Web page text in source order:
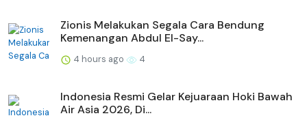
Zionis Melakukan Segala Cara Bendung
Kemenangan Abdul El-Say...
4 hours ago 4
Indonesia Resmi Gelar Kejuaraan Hoki Bawah
Air Asia 2026, Di...